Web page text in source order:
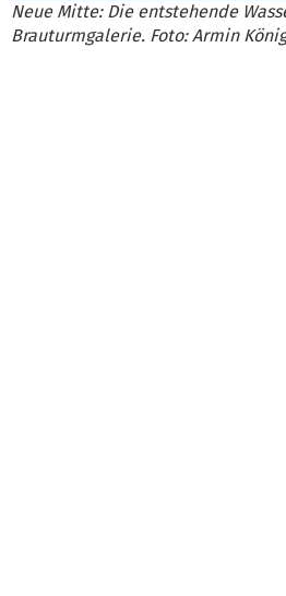
Neue Mitte: Die entstehende
Brauturmgalerie. Foto: Armin König